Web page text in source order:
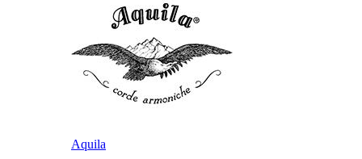
Aquila